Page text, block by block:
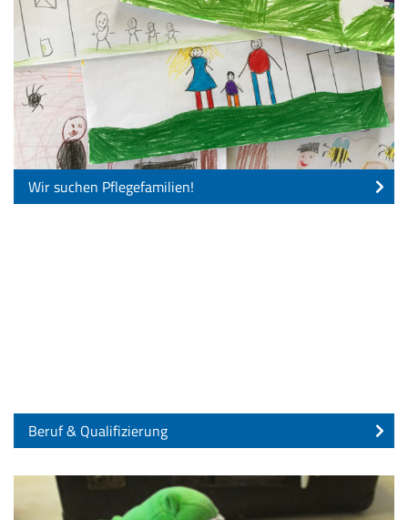
Wir suchen Pflegefamilien!
Beruf & Qualifizierung